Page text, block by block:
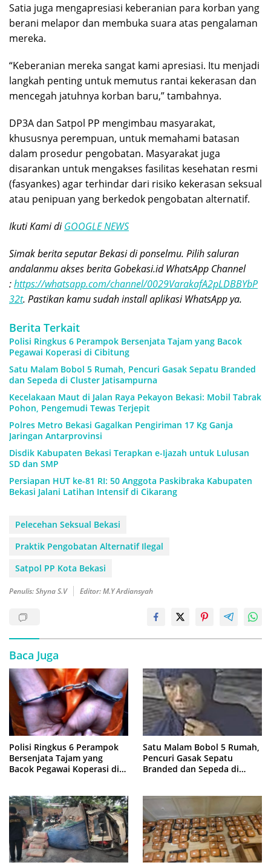
Satia juga mengapresiasi keberanian para korban yang
berani melapor dan membuka suara atas pengalaman
mereka.
“Keberanian mereka sangat kami apresiasi. Itu menjadi
langkah penting untuk memutus rantai kekerasan dan
mencegah jatuhnya korban baru,” tambahnya.
DP3A dan Satpol PP mengimbau masyarakat,
khususnya perempuan, untuk memahami batasan
dalam prosedur pengobatan. Masyarakat juga
disarankan untuk mengakses fasilitas kesehatan resmi
(fasyankes) agar terhindar dari risiko kekerasan seksual
atau penipuan yang berkedok pengobatan alternatif.
Ikuti Kami diGOOGLE NEWS
Simak berita seputar Bekasi di ponselmu. Pilih saluran
andalanmu akses berita Gobekasi.id WhatsApp Channel
:https://whatsapp.com/channel/0029VarakafA2pLDBBYbP
32t. Pastikan kamu sudah install aplikasi WhatsApp ya.
Berita Terkait
Polisi Ringkus 6 Perampok Bersenjata Tajam yang Bacok
Pegawai Koperasi di Cibitung
Satu Malam Bobol 5 Rumah, Pencuri Gasak Sepatu Branded
dan Sepeda di Cluster Jatisampurna
Kecelakaan Maut di Jalan Raya Pekayon Bekasi: Mobil Tabrak
Pohon, Pengemudi Tewas Terjepit
Polres Metro Bekasi Gagalkan Pengiriman 17 Kg Ganja
Jaringan Antarprovinsi
Disdik Kabupaten Bekasi Terapkan e-Ijazah untuk Lulusan
SD dan SMP
Persiapan HUT ke-81 RI: 50 Anggota Paskibraka Kabupaten
Bekasi Jalani Latihan Intensif di Cikarang
Pelecehan Seksual Bekasi
Praktik Pengobatan Alternatif Ilegal
Satpol PP Kota Bekasi
Penulis: Shyna S.V Editor: M.Y Ardiansyah
Baca Juga
Polisi Ringkus 6 Perampok
Bersenjata Tajam yang
Bacok Pegawai Koperasi di
Satu Malam Bobol 5 Rumah,
Pencuri Gasak Sepatu
Branded dan Sepeda di